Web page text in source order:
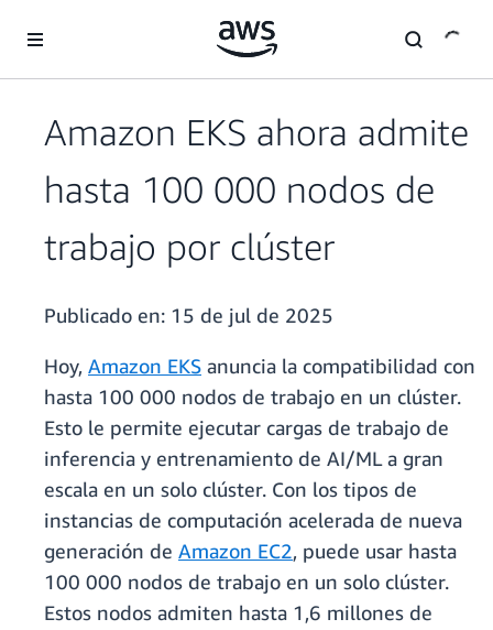
Amazon EKS ahora admite
hasta 100 000 nodos de
trabajo por clúster
Publicado en: 15 de jul de 2025
Hoy, Amazon EKS anuncia la compatibilidad con
hasta 100 000 nodos de trabajo en un clúster.
Esto le permite ejecutar cargas de trabajo de
inferencia y entrenamiento de AI/ML a gran
escala en un solo clúster. Con los tipos de
instancias de computación acelerada de nueva
generación de Amazon EC2, puede usar hasta
100 000 nodos de trabajo en un solo clúster.
Estos nodos admiten hasta 1,6 millones de